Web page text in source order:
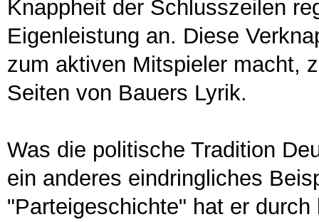
Knappheit der Schlusszeilen
Eigenleistung an. Diese
zum aktiven Mitspieler macht,
Seiten von Bauers Lyrik.
Was die politische Tradition
ein anderes eindringliches
"Parteigeschichte" hat er